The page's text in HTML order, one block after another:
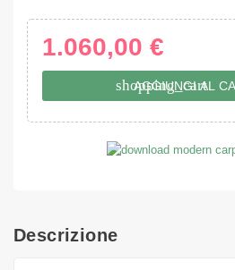
1.060,00 €
shopping_cart
AGGIUNGI AL
Descrizione